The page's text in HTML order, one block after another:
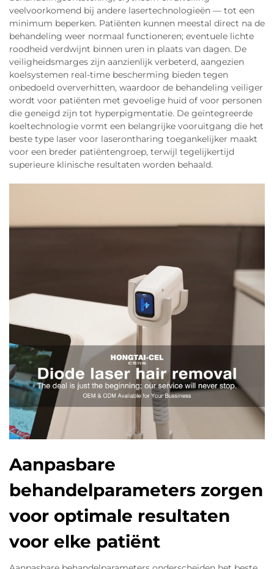
veelvoorkomend bij andere lasertechnologieën — tot een
minimum beperken. Patiënten kunnen meestal direct na de
behandeling weer normaal functioneren; eventuele lichte
roodheid verdwijnt binnen uren in plaats van dagen. De
veiligheidsmarges zijn aanzienlijk verbeterd, aangezien
koelsystemen real-time bescherming bieden tegen
onbedoeld oververhitten, waardoor de behandeling veiliger
wordt voor patiënten met gevoelige huid of voor personen
die geneigd zijn tot hyperpigmentatie. De geïntegreerde
koeltechnologie vormt een belangrijke vooruitgang die het
beste type laser voor laserontharing toegankelijker maakt
voor een breder patiëntengroep, terwijl tegelijkertijd
superieure klinische resultaten worden behaald.
Aanpasbare
behandelparameters zorgen
voor optimale resultaten
voor elke patiënt